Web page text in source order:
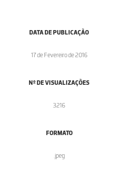
DATA DE PUBLICAÇÃO
17 de Fevereiro de 2016
Nº DE VISUALIZAÇÕES
3216
FORMATO
.jpeg